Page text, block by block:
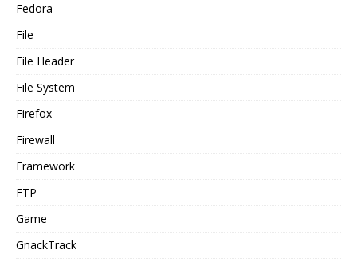
Fedora
File
File Header
File System
Firefox
Firewall
Framework
FTP
Game
GnackTrack